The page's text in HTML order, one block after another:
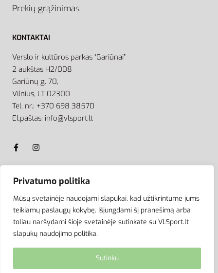
Privatumo politika
Mūsų svetainėje naudojami slapukai, kad užtikrintume jums
teikiamų paslaugų kokybę. Išjungdami šį pranešimą arba
toliau naršydami šioje svetainėje sutinkate su VLSport.lt
slapukų naudojimo politika.
Sutinku
Prekių grąžinimas
KONTAKTAI
Verslo ir kultūros parkas “Gariūnai”
2 aukštas H2/008
Gariūnų g. 70,
Vilnius, LT-02300
Tel. nr.: +370 698 38570
El.paštas: info@vlsport.lt
ATSISKAITYMAS